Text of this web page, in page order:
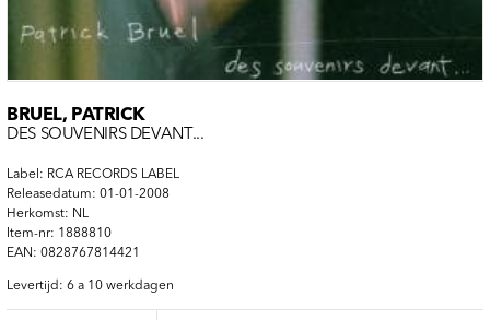
BRUEL, PATRICK
DES SOUVENIRS DEVANT...
Label: RCA RECORDS LABEL
Releasedatum: 01-01-2008
Herkomst: NL
Item-nr: 1888810
EAN: 0828767814421
Levertijd: 6 a 10 werkdagen